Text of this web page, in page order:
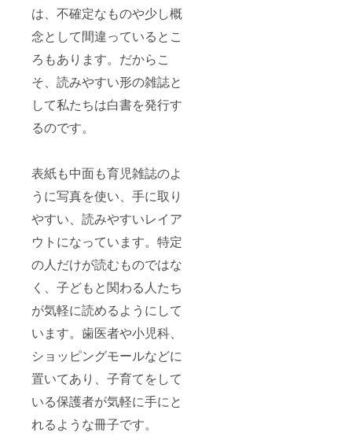
は、不確定なものや少し概
念として間違っているとこ
ろもあります。だからこ
そ、読みやすい形の雑誌と
して私たちは白書を発行す
るのです。
表紙も中面も育児雑誌のよ
うに写真を使い、手に取り
やすい、読みやすいレイア
ウトになっています。特定
の人だけが読むものではな
く、子どもと関わる人たち
が気軽に読めるようにして
います。歯医者や小児科、
ショッピングモールなどに
置いてあり、子育てをして
いる保護者が気軽に手にと
れるような冊子です。